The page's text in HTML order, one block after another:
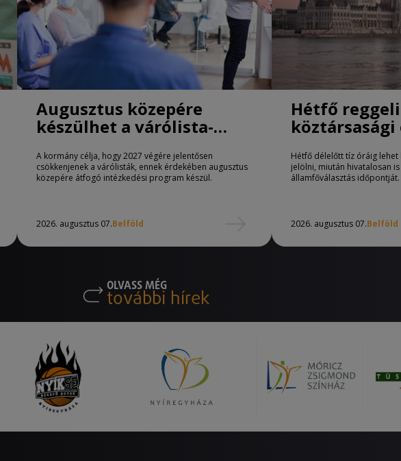
Augusztus közepére
készülhet a várólista-
A kormány célja, hogy 2027 végére jelentősen
csökkenjenek a várólisták, ennek érdekében augusztus
közepére átfogó intézkedési program készül.
2026. augusztus 07.Belföld
Hétfő
Hétfő délelőtt tíz óráig
jelölni, miután hivatalosan
államfőválasztás időpontját.
2026. augusztus 07.Belföld
OLVASS MÉG
további hírek